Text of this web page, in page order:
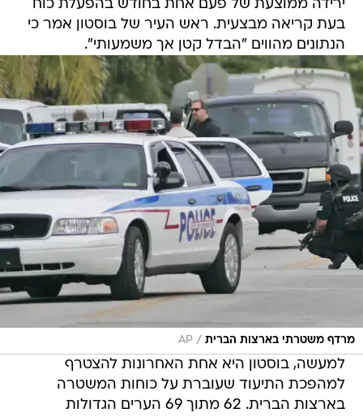
ירידה ממוצעת של פעם אחת בחודש בהפעלת כוח
בעת קריאה מבצעית. ראש העיר של בוסטון אמר כי
הנתונים מהווים "הבדל קטן אך משמעותי".
מרדף משטרתי בארצות הברית /
AP
למעשה, בוסטון היא אחת האחרונות להצטרף
למהפכת התיעוד שעוברת על כוחות המשטרה
בארצות הברית. 62 מתוך 69 הערים הגדולות